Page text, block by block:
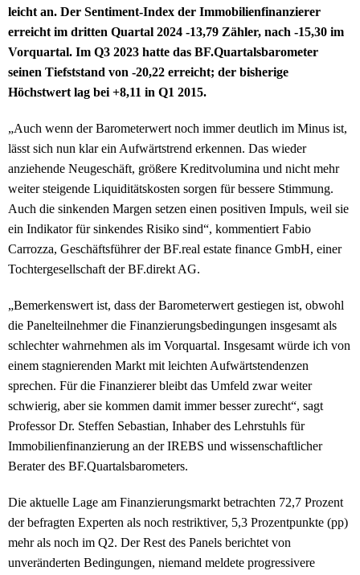
leicht an. Der Sentiment-Index der Immobilienfinanzierer
erreicht im dritten Quartal 2024 -13,79 Zähler, nach -15,30 im
Vorquartal. Im Q3 2023 hatte das BF.Quartalsbarometer
seinen Tiefststand von -20,22 erreicht; der bisherige
Höchstwert lag bei +8,11 in Q1 2015.
„Auch wenn der Barometerwert noch immer deutlich im Minus ist,
lässt sich nun klar ein Aufwärtstrend erkennen. Das wieder
anziehende Neugeschäft, größere Kreditvolumina und nicht mehr
weiter steigende Liquiditätskosten sorgen für bessere Stimmung.
Auch die sinkenden Margen setzen einen positiven Impuls, weil sie
ein Indikator für sinkendes Risiko sind“, kommentiert Fabio
Carrozza, Geschäftsführer der BF.real estate finance GmbH, einer
Tochtergesellschaft der BF.direkt AG.
„Bemerkenswert ist, dass der Barometerwert gestiegen ist, obwohl
die Panelteilnehmer die Finanzierungsbedingungen insgesamt als
schlechter wahrnehmen als im Vorquartal. Insgesamt würde ich von
einem stagnierenden Markt mit leichten Aufwärtstendenzen
sprechen. Für die Finanzierer bleibt das Umfeld zwar weiter
schwierig, aber sie kommen damit immer besser zurecht“, sagt
Professor Dr. Steffen Sebastian, Inhaber des Lehrstuhls für
Immobilienfinanzierung an der IREBS und wissenschaftlicher
Berater des BF.Quartalsbarometers.
Die aktuelle Lage am Finanzierungsmarkt betrachten 72,7 Prozent
der befragten Experten als noch restriktiver, 5,3 Prozentpunkte (pp)
mehr als noch im Q2. Der Rest des Panels berichtet von
unveränderten Bedingungen, niemand meldete progressivere